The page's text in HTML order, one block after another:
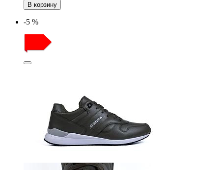
В корзину
-5 %